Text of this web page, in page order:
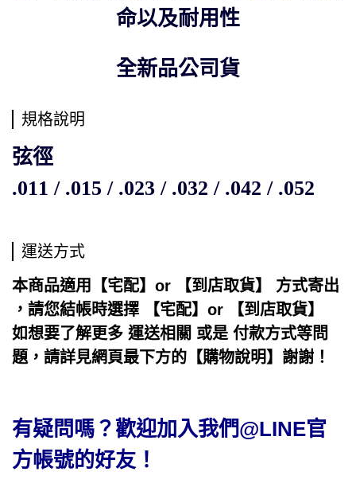
命以及耐用性
全新品公司貨
規格說明
弦徑
.011 / .015 / .023 / .032 / .042 / .052
運送方式
本商品適用【宅配】or 【到店取貨】 方式寄出
，請您結帳時選擇 【宅配】or 【到店取貨】
如想要了解更多 運送相關 或是 付款方式等問
題，請詳見網頁最下方的【購物說明】謝謝！
有疑問嗎？歡迎加入我們@LINE官
方帳號的好友！